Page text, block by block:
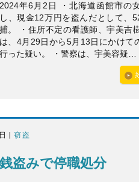
2024年6月2日 ・北海道函館市の
し、現金12万円を盗んだとして、
捕。 ・住所不定の看護師、宇美吉
は、4月29日から5月13日にかけて
行った疑い。 ・警察は、宇美容疑…
|窃盗
盗みで停職処分